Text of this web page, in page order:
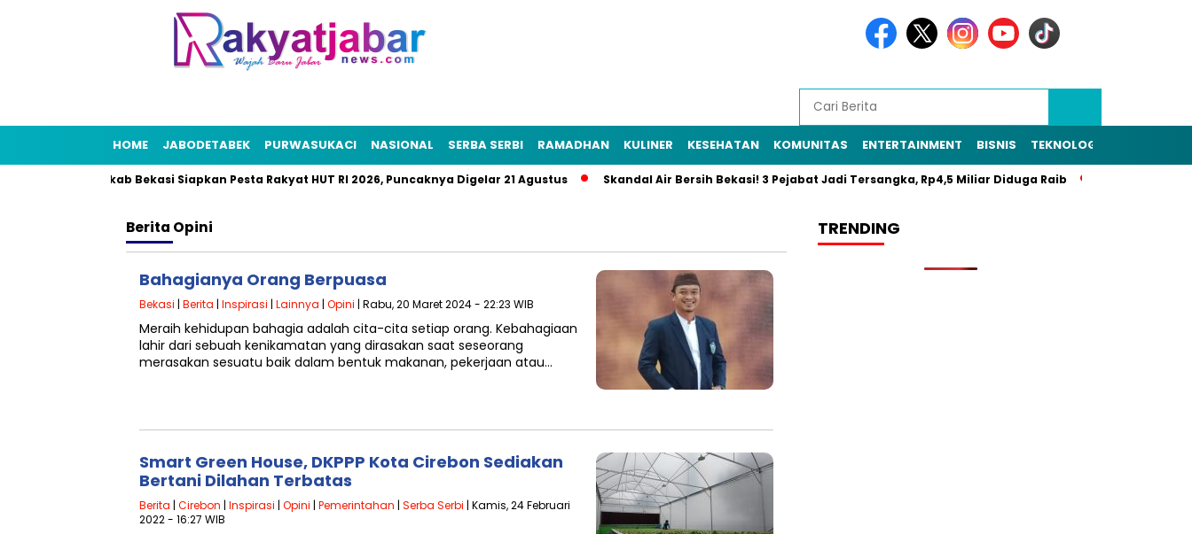
HOME JABODETABEK PURWASUKACI NASIONAL SERBA SERBI RAMADHAN KULINER KESEHATAN KOMUNITAS ENTERTAINMENT BISNIS TEKNOLOGI
Pemkab Bekasi Siapkan Pesta Rakyat HUT RI 2026, Puncaknya Digelar 21 Agustus Skandal Air Bersih Bekasi! 3 Pejabat Jadi Tersangka, Rp4,5 Miliar Diduga Raib Resmi Daftar
Berita Opini
Bahagianya Orang Berpuasa
Bekasi | Berita | Inspirasi | Lainnya | Opini | Rabu, 20 Maret 2024 - 22:23 WIB
Meraih kehidupan bahagia adalah cita-cita setiap orang. Kebahagiaan
lahir dari sebuah kenikamatan yang dirasakan saat seseorang
merasakan sesuatu baik dalam bentuk makanan, pekerjaan atau…
Smart Green House, DKPPP Kota Cirebon Sediakan
Bertani Dilahan Terbatas
Berita | Cirebon | Inspirasi | Opini | Pemerintahan | Serba Serbi | Kamis, 24 Februari
2022 - 16:27 WIB
TRENDING